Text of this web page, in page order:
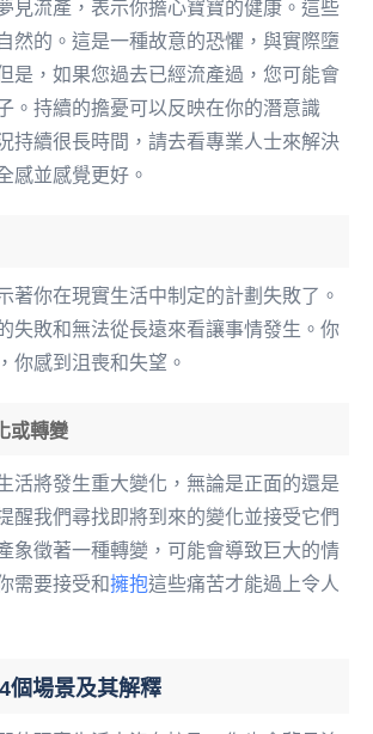
見流產，表示你擔心寶寶的健康。這些
然的。這是一種故意的恐懼，與實際墮
是，如果您過去已經流產過，您可能會
。持續的擔憂可以反映在你的潛意識
持續很長時間，請去看專業人士來解決
感並感覺更好。
著你在現實生活中制定的計劃失敗了。
失敗和無法從長遠來看讓事情發生。你
你感到沮喪和失望。
或轉變
活將發生重大變化，無論是正面的還是
醒我們尋找即將到來的變化並接受它們
象徵著一種轉變，可能會導致巨大的情
需要接受和擁抱這些痛苦才能過上令人
個場景及其解釋